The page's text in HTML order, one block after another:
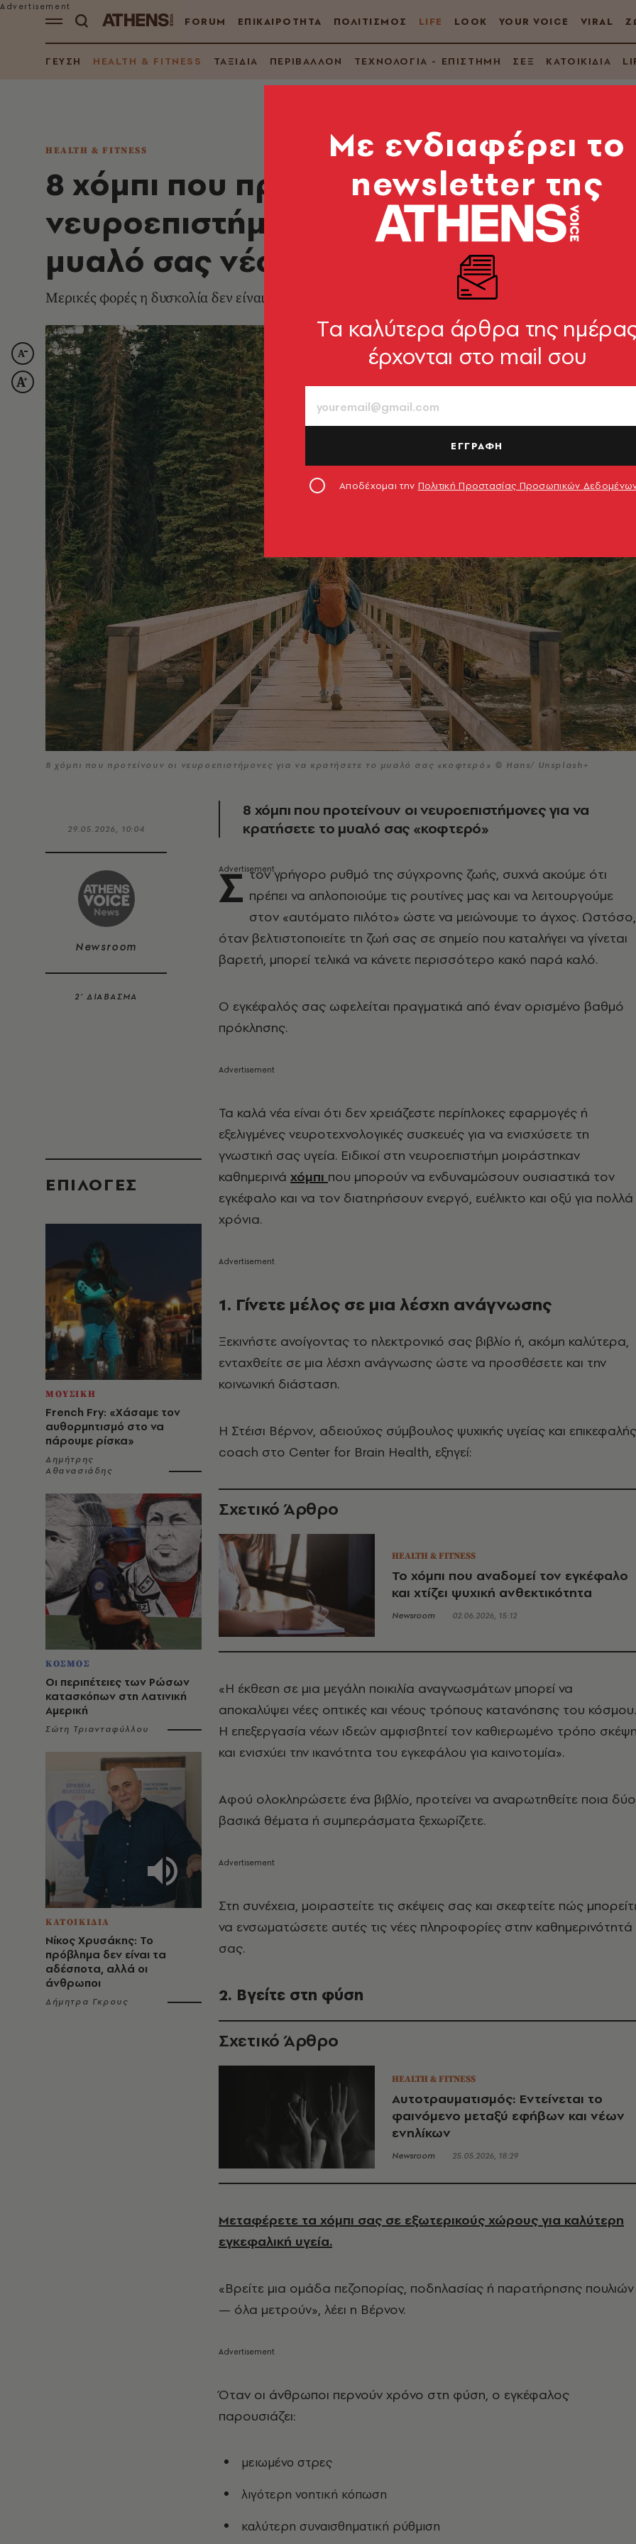
FORUM ΕΠΙΚΑΙΡΟΤΗΤΑ ΠΟΛΙΤΙΣΜΟΣ LIFE LOOK YOUR VOICE VIRAL
ΓΕΥΣΗ HEALTH & FITNESS ΤΑΞΙΔΙΑ ΠΕΡΙΒΑΛΛΟΝ ΤΕΧΝΟΛΟΓΙΑ - ΕΠΙΣΤΗΜΗ ΣΕΞ ΚΑΤΟΙΚΙΔΙΑ
HEALTH & FITNESS
8 χόμπι που προτείνουν οι
νευροεπιστήμονες για να κρατήσετε
μυαλό σας νέο και «κοφτερό»
Μερικές φορές η δυσκολία δεν είναι εμπόδιο, αλλά απαραίτητη προϋπόθεση για συνεχή εξέλιξη
8 χόμπι που προτείνουν οι νευροεπιστήμονες για να κρατήσετε το μυαλό σας «κοφτερό» © Hans/ Unsplash+
29.05.2026, 10:04
Newsroom
2’ ΔΙΑΒΑΣΜΑ
EΠΙΛΟΓΈΣ
ΜΟΥΣΙΚΗ
French Fry: «Χάσαμε τον
αυθορμητισμό στο να
πάρουμε ρίσκα»
Δημήτρης
Αθανασιάδης
ΚΟΣΜΟΣ
Οι περιπέτειες των Ρώσων
κατασκόπων στη Λατινική
Αμερική
Σώτη Τριανταφύλλου
ΚΑΤΟΙΚΙΔΙΑ
Νίκος Χρυσάκης: Το
πρόβλημα δεν είναι τα
αδέσποτα, αλλά οι
άνθρωποι
Δήμητρα Γκρους
8 χόμπι που προτείνουν οι νευροεπιστήμονες για να
κρατήσετε το μυαλό σας «κοφτερό»
Σ τον γρήγορο ρυθμό της σύγχρονης ζωής, συχνά ακούμε ότι
πρέπει να απλοποιούμε τις ρουτίνες μας και να λειτουργούμε
στον «αυτόματο πιλότο» ώστε να μειώνουμε το άγχος. Ωστόσο,
όταν βελτιστοποιείτε τη ζωή σας σε σημείο που καταλήγει να γίνεται
βαρετή, μπορεί τελικά να κάνετε περισσότερο κακό παρά καλό.
Ο εγκέφαλός σας ωφελείται πραγματικά από έναν ορισμένο βαθμό
πρόκλησης.
Τα καλά νέα είναι ότι δεν χρειάζεστε περίπλοκες εφαρμογές ή
εξελιγμένες νευροτεχνολογικές συσκευές για να ενισχύσετε τη
γνωστική σας υγεία. Ειδικοί στη νευροεπιστήμη μοιράστηκαν
καθημερινά χόμπι που μπορούν να ενδυναμώσουν ουσιαστικά τον
εγκέφαλο και να τον διατηρήσουν ενεργό, ευέλικτο και οξύ για πολλά
χρόνια.
1. Γίνετε μέλος σε μια λέσχη ανάγνωσης
Ξεκινήστε ανοίγοντας το ηλεκτρονικό σας βιβλίο ή, ακόμη καλύτερα,
ενταχθείτε σε μια λέσχη ανάγνωσης ώστε να προσθέσετε και την
κοινωνική διάσταση.
Η Στέισι Βέρνον, αδειούχος σύμβουλος ψυχικής υγείας και επικεφαλής
coach στο Center for Brain Health, εξηγεί:
Σχετικό Άρθρο
HEALTH & FITNESS
Το χόμπι που αναδομεί τον εγκέφαλο
και χτίζει ψυχική ανθεκτικότητα
Newsroom 02.06.2026, 15:12
«Η έκθεση σε μια μεγάλη ποικιλία αναγνωσμάτων μπορεί να
αποκαλύψει νέες οπτικές και νέους τρόπους κατανόησης του κόσμου.
Η επεξεργασία νέων ιδεών αμφισβητεί τον καθιερωμένο τρόπο
και ενισχύει την ικανότητα του εγκεφάλου για καινοτομία».
Αφού ολοκληρώσετε ένα βιβλίο, προτείνει να αναρωτηθείτε ποια δύο
βασικά θέματα ή συμπεράσματα ξεχωρίζετε.
Στη συνέχεια, μοιραστείτε τις σκέψεις σας και σκεφτείτε πώς
να ενσωματώσετε αυτές τις νέες πληροφορίες στην καθημερινότητά
σας.
2. Βγείτε στη φύση
Σχετικό Άρθρο
HEALTH & FITNESS
Αυτοτραυματισμός: Εντείνεται το
φαινόμενο μεταξύ εφήβων και νέων
ενηλίκων
Newsroom 25.05.2026, 18:29
Μεταφέρετε τα χόμπι σας σε εξωτερικούς χώρους για καλύτερη
εγκεφαλική υγεία.
«Βρείτε μια ομάδα πεζοπορίας, ποδηλασίας ή παρατήρησης πουλιών
— όλα μετρούν», λέει η Βέρνον.
Όταν οι άνθρωποι περνούν χρόνο στη φύση, ο εγκέφαλος
παρουσιάζει:
μειωμένο στρες
λιγότερη νοητική κόπωση
καλύτερη συναισθηματική ρύθμιση
Mε ενδιαφέρει το
newsletter της
Tα καλύτερα άρθρα της
έρχονται στο mail σου
ΕΓΓΡΑΦΗ
Αποδέχομαι την Πολιτική Προστασίας Προσωπικών